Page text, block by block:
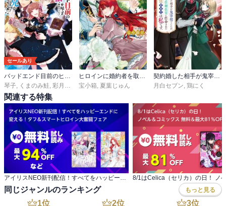
セールあり
琴子
くまのみ鮭 彩月つかさ
宝小箱 夏葉じゅん
月白セブン 鶏にく
関連する特集
同じジャンルのランキング もっと見る
1位 2位 3位